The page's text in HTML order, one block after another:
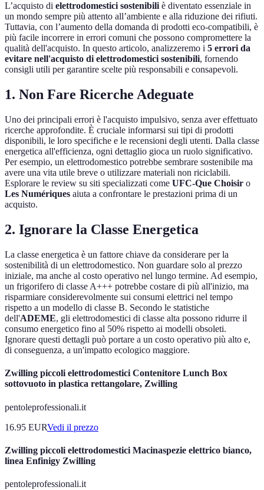
L’acquisto di elettrodomestici sostenibiliè diventato essenziale in
un mondo sempre più attento all’ambiente e alla riduzione dei rifiuti.
Tuttavia, con l’aumento della domanda di prodotti eco-compatibili, è
più facile incorrere in errori comuni che possono compromettere la
qualità dell'acquisto. In questo articolo, analizzeremo i 5 errori da
evitare nell'acquisto di elettrodomestici sostenibili, fornendo
consigli utili per garantire scelte più responsabili e consapevoli.
1. Non Fare Ricerche Adeguate
Uno dei principali errori è l'acquisto impulsivo, senza aver effettuato
ricerche approfondite. È cruciale informarsi sui tipi di prodotti
disponibili, le loro specifiche e le recensioni degli utenti. Dalla classe
energetica all'efficienza, ogni dettaglio gioca un ruolo significativo.
Per esempio, un elettrodomestico potrebbe sembrare sostenibile ma
avere una vita utile breve o utilizzare materiali non riciclabili.
Esplorare le review su siti specializzati come UFC-Que Choisir o
Les Numériques aiuta a confrontare le prestazioni prima di un
acquisto.
2. Ignorare la Classe Energetica
La classe energetica è un fattore chiave da considerare per la
sostenibilità di un elettrodomestico. Non guardare solo al prezzo
iniziale, ma anche al costo operativo nel lungo termine. Ad esempio,
un frigorifero di classe A+++ potrebbe costare di più all'inizio, ma
risparmiare considerevolmente sui consumi elettrici nel tempo
rispetto a un modello di classe B. Secondo le statistiche
dell'ADEME, gli elettrodomestici di classe alta possono ridurre il
consumo energetico fino al 50% rispetto ai modelli obsoleti.
Ignorare questi dettagli può portare a un costo operativo più alto e,
di conseguenza, a un'impatto ecologico maggiore.
Zwilling piccoli elettrodomestici Contenitore Lunch Box
sottovuoto in plastica rettangolare, Zwilling
pentoleprofessionali.it
16.95 EURVedi il prezzo
Zwilling piccoli elettrodomestici Macinaspezie elettrico bianco,
linea Enfinigy Zwilling
pentoleprofessionali.it